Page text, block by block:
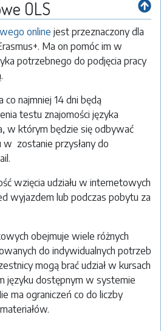
OLS
online jest przeznaczony dla
Ma on pomóc im w
potrzebnego do podjęcia pracy
co najmniej 14 dni będą
testu znajomości języka
w którym będzie się odbywać
zostanie przysłany do
wzięcia udziału w internetowych
wyjazdem lub podczas pobytu za
obejmuje wiele różnych
do indywidualnych potrzeb
mogą brać udział w kursach
języku dostępnym w systemie
ma ograniczeń co do liczby